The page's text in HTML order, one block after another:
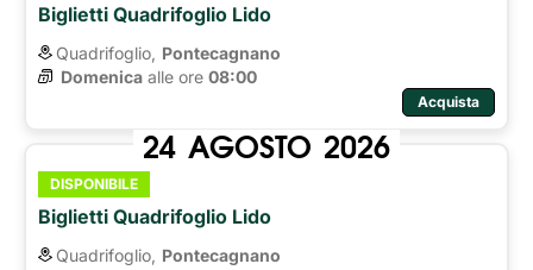
Biglietti Quadrifoglio Lido
Quadrifoglio, Pontecagnano
Domenica alle ore 08:00
Acquista
24 AGOSTO 2026
DISPONIBILE
Biglietti Quadrifoglio Lido
Quadrifoglio, Pontecagnano